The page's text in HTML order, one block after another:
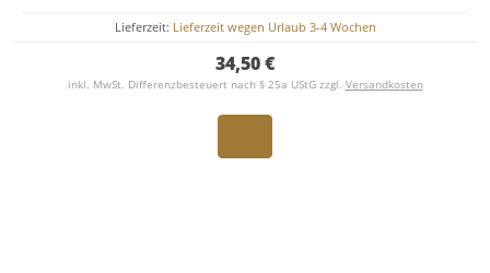
Lieferzeit: Lieferzeit wegen Urlaub 3-4 Wochen
34,50 €
inkl. MwSt. Differenzbesteuert nach § 25a UStG zzgl. Versandkosten